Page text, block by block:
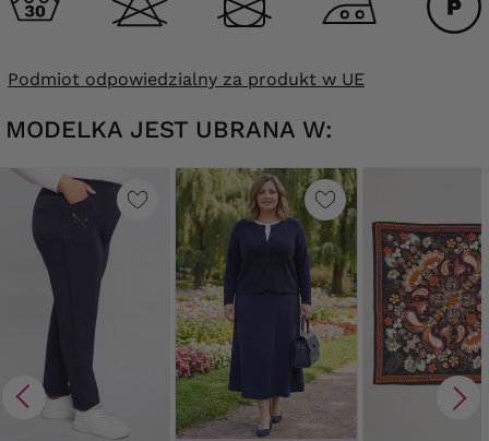
Podmiot odpowiedzialny za produkt w UE
MODELKA JEST UBRANA W: